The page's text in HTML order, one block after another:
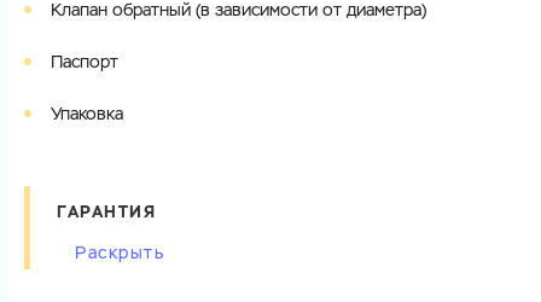
Клапан обратный (в зависимости от диаметра)
Паспорт
Упаковка
ГАРАНТИЯ